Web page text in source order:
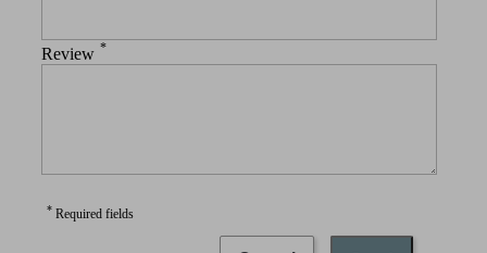
Review *
* Required fields